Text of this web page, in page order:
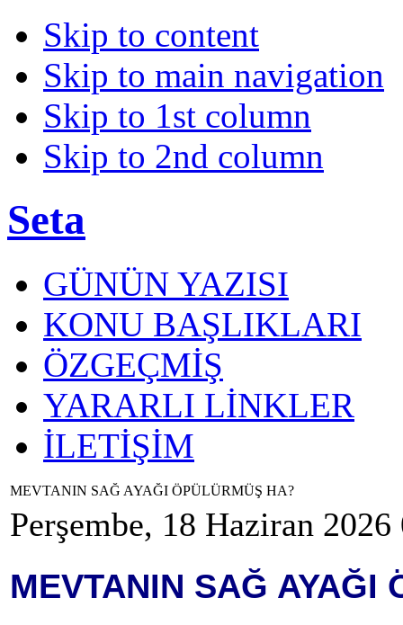
Skip to content
Skip to main navigation
Skip to 1st column
Skip to 2nd column
Seta
GÜNÜN YAZISI
KONU BAŞLIKLARI
ÖZGEÇMİŞ
YARARLI LİNKLER
İLETİŞİM
MEVTANIN SAĞ AYAĞI ÖPÜLÜRMÜŞ HA?
Perşembe, 18 Haziran 2026
MEVTANIN SAĞ AYAĞI